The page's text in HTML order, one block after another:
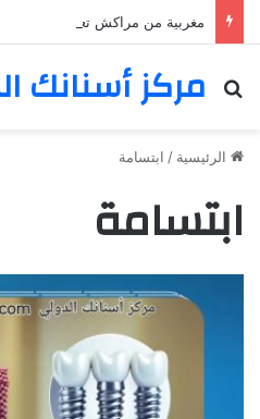
مغربية من مراكش تعيش في فرنسا
مركز أسنانك
بحث عن
الرئيسية / ابتسامة
ابتسامة